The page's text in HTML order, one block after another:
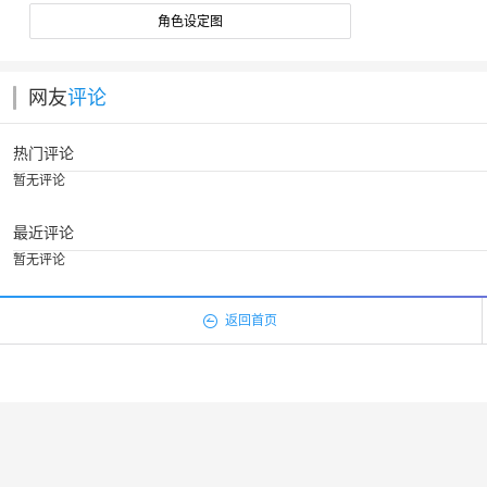
角色设定图
网友评论
热门评论
暂无评论
最近评论
暂无评论
返回首页